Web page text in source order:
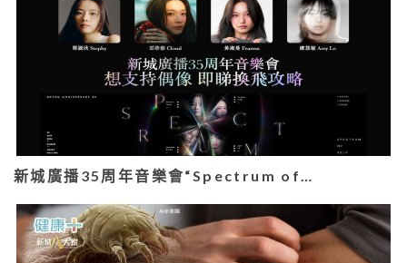
新城廣播35周年音樂會“Spectrum of…